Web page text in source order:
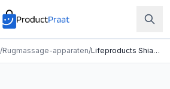
/Rugmassage-apparaten/ Lifeproducts Shiatsu Massagekussen met Warmtefunctie